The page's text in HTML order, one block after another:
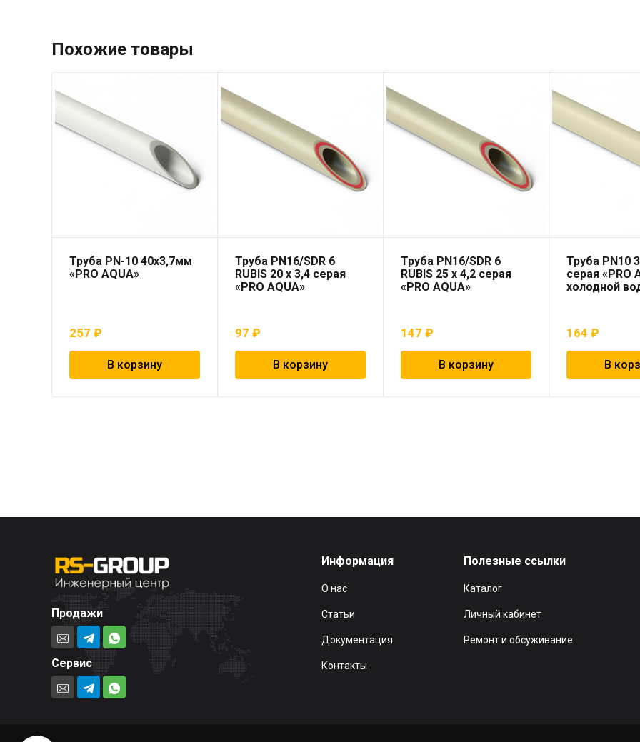
Похожие товары
Труба PN-10 40х3,7мм
«PRO AQUA»
257 ₽
В корзину
Труба PN16/SDR 6
RUBIS 20 x 3,4 серая
«PRO AQUA»
97₽
В корзину
Труба PN16/SDR 6
RUBIS 25 x 4,2 серая
«PRO AQUA»
147₽
В корзину
Труба PN10
серая «PRO
холодной
164₽
В
Продажи
Сервис
Информация
О нас
Статьи
Документация
Контакты
Полезные ссылки
Каталог
Личный кабинет
Ремонт и обсуживание